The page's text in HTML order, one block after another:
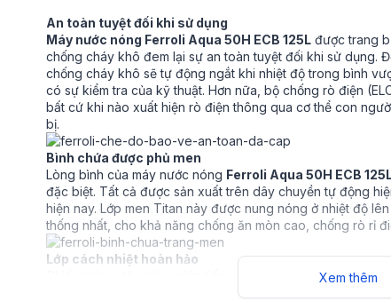
An toàn tuyệt đối khi sử dụng
Máy nước nóng Ferroli Aqua 50H ECB 125L được trang
chống cháy khô đem lại sự an toàn tuyệt đối khi sử dụng.
chống cháy khô sẽ tự động ngắt khi nhiệt độ trong bình
có sự kiểm tra của kỹ thuật. Hơn nữa, bộ chống rò điện
bất cứ khi nào xuất hiện rò điện thông qua cơ thể con
bị.
Bình chứa được phủ men
Lòng bình của máy nước nóng Ferroli Aqua 50H ECB
đặc biệt. Tất cả được sản xuất trên dây chuyền tự động
hiện nay. Lớp men Titan này được nung nóng ở nhiệt độ
thống nhất, cho khả năng chống ăn mòn cao, chống rò rỉ
Lớp cách nhiệt hoàn hảo
Chiếc máy nước nóng gián tiếp này của Ferroli có thiết kế
nhất khi sử dụng. Với lớp cách nhiệt được chế tạo bằng
Xem thêm